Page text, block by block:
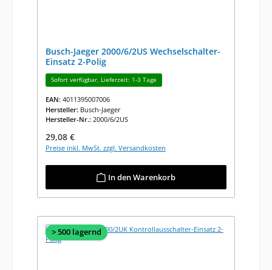
Busch-Jaeger 2000/6/2US Wechselschalter-
Einsatz 2-Polig
Sofort verfügbar, Lieferzeit: 1-3 Tage
EAN: 4011395007006
Hersteller: Busch-Jaeger
Hersteller-Nr.: 2000/6/2US
Regulärer Preis:
29,08 €
Preise inkl. MwSt. zzgl. Versandkosten
In den Warenkorb
> 500 lagernd